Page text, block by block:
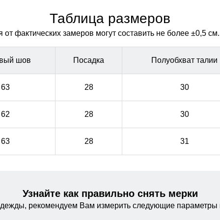
Таблица размеров
фактических замеров могут составить не более ±0,5
шов Посадка Полуобхват талии
63 28 30
62 28 30
63 28 31
Узнайте как правильно снять мерки
рекомендуем Вам измерить следующие